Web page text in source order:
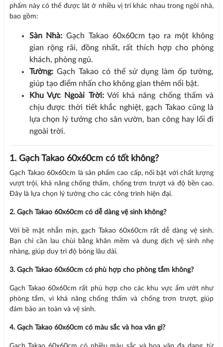
phẩm này có thể được lát ở nhiều vị trí khác nhau trong ngôi nhà,
bao gồm:
Sàn Nhà: Gạch Takao 60x60cm tạo ra một không
gian rộng rãi, đồng nhất, rất thích hợp cho phòng
khách, phòng ngủ.
Tường:Gạch Takao có thể sử dụng làm ốp tường,
giúp tạo điểm nhấn cho không gian thêm nổi bật.
Khu Vực Ngoài Trời:Với khả năng chống thấm và
chịu được thời tiết khắc nghiệt, gạch Takao cũng là
lựa chọn lý tưởng cho sân vườn, ban công hay lối đi
ngoài trời.
1. Gạch Takao 60x60cm có tốt không?
Gạch Takao 60x60cm là sản phẩm cao cấp, nổi bật với chất lượng
vượt trội, khả năng chống thấm, chống trơn trượt và độ bền cao.
Đây là lựa chọn lý tưởng cho các công trình hiện đại.
2. Gạch Takao 60x60cm có dễ dàng vệ sinh không?
Với bề mặt nhẵn mịn, gạch Takao 60x60cm rất dễ dàng vệ sinh.
Bạn chỉ cần lau chùi bằng khăn mềm và dung dịch vệ sinh nhẹ
nhàng, giúp duy trì độ bóng lâu dài.
3. Gạch Takao 60x60cm có phù hợp cho phòng tắm không?
Gạch Takao 60x60cm rất phù hợp cho các khu vực ẩm ướt như
phòng tắm, vì khả năng chống thấm và chống trơn trượt, giúp
đảm bảo an toàn và vệ sinh.
4. Gạch Takao 60x60cm có màu sắc và hoa văn gì?